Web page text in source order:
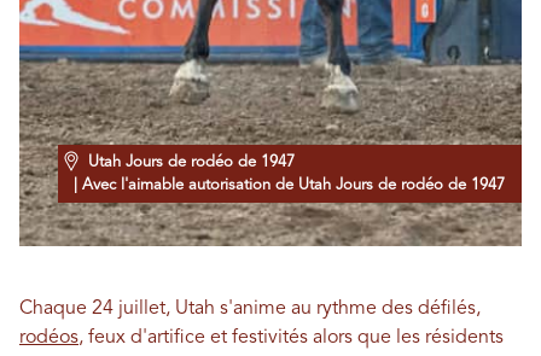
Utah Jours de rodéo de 1947
| Avec l'aimable autorisation de Utah Jours de rodéo de 1947
Chaque 24 juillet, Utah s'anime au rythme des défilés,
rodéos, feux d'artifice et festivités alors que les résidents